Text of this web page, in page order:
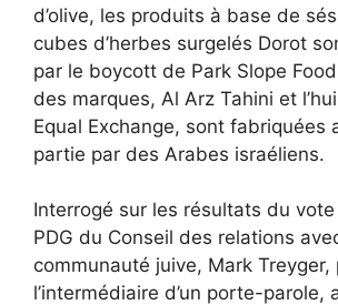
d’olive, les produits à base de
cubes d’herbes surgelés Dorot
par le boycott de Park Slope
des marques, Al Arz Tahini et
Equal Exchange, sont fabriquées
partie par des Arabes israéliens.
Interrogé sur les résultats du
PDG du Conseil des relations
communauté juive, Mark Treyger,
l’intermédiaire d’un porte-parole,